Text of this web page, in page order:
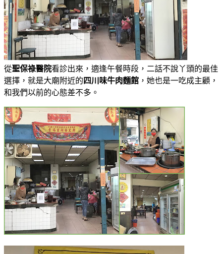
從聖保祿醫院看診出來，適逢午餐時段，二話不說丫頭的最佳
選擇，就是大廟附近的 四川味牛肉麵館 ，她也是一吃成主顧，
和我們以前的心態差不多。